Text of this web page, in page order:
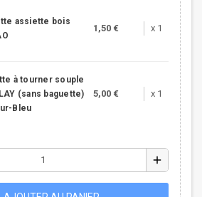
assiette bois
1,50 € x 1
à tourner souple
(sans baguette)
Bleu
5,00 € x 1
add